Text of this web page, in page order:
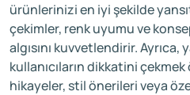
ürünlerinizi en iyi şekilde
çekimler, renk uyumu ve
algısını kuvvetlendirir. Ayrıca,
kullanıcıların dikkatini
hikayeler, stil önerileri veya